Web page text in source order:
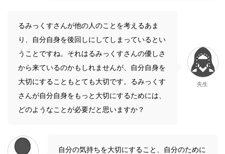
るみっくすさんが他の人のことを考えるあま
り、自分自身を後回しにしてしまっているとい
うことですね。それはるみっくすさんの優しさ
から来ているのかもしれませんが、自分自身を
大切にすることもとても大切です。るみっくす
さんが自分自身をもっと大切にするためには、
どのようなことが必要だと思いますか？
先生
自分の気持ちを大切にすること、自分のために